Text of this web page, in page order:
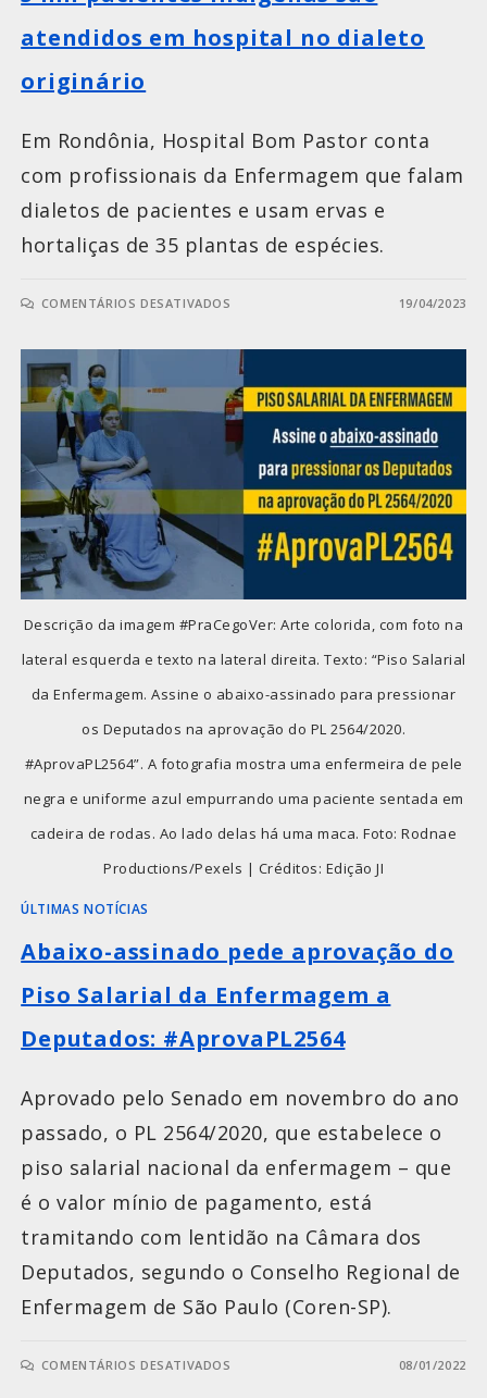
atendidos em hospital no dialeto
originário
Em Rondônia, Hospital Bom Pastor conta
com profissionais da Enfermagem que falam
dialetos de pacientes e usam ervas e
hortaliças de 35 plantas de espécies.
COMENTÁRIOS DESATIVADOS 19/04/2023
Descrição da imagem #PraCegoVer: Arte colorida, com foto na
lateral esquerda e texto na lateral direita. Texto: “Piso Salarial
da Enfermagem. Assine o abaixo-assinado para pressionar
os Deputados na aprovação do PL 2564/2020.
#AprovaPL2564”. A fotografia mostra uma enfermeira de pele
negra e uniforme azul empurrando uma paciente sentada em
cadeira de rodas. Ao lado delas há uma maca. Foto: Rodnae
Productions/Pexels | Créditos: Edição JI
ÚLTIMAS NOTÍCIAS
Abaixo-assinado pede aprovação do
Piso Salarial da Enfermagem a
Deputados: #AprovaPL2564
Aprovado pelo Senado em novembro do ano
passado, o PL 2564/2020, que estabelece o
piso salarial nacional da enfermagem – que
é o valor mínio de pagamento, está
tramitando com lentidão na Câmara dos
Deputados, segundo o Conselho Regional de
Enfermagem de São Paulo (Coren-SP).
COMENTÁRIOS DESATIVADOS 08/01/2022